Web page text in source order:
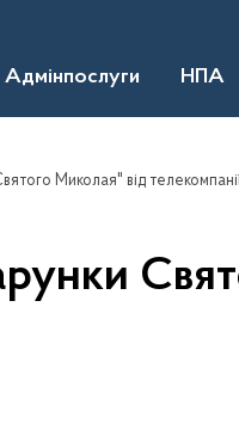
Адмінпослуги НПА
Миколая" від